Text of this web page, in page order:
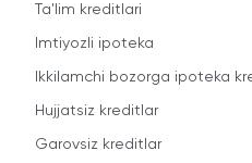
Ta'lim kreditlari
Imtiyozli ipoteka
Ikkilamchi bozorga ipoteka
Hujjatsiz kreditlar
Garovsiz kreditlar